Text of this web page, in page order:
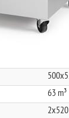
63 m³